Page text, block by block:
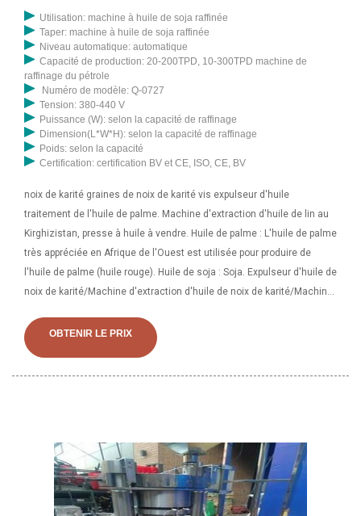
Utilisation: machine à huile de soja raffinée
Taper: machine à huile de soja raffinée
Niveau automatique: automatique
Capacité de production: 20-200TPD, 10-300TPD machine de
raffinage du pétrole
Numéro de modèle: Q-0727
Tension: 380-440 V
Puissance (W): selon la capacité de raffinage
Dimension(L*W*H): selon la capacité de raffinage
Poids: selon la capacité
Certification: certification BV et CE, ISO, CE, BV
noix de karité graines de noix de karité vis expulseur d'huile
traitement de l'huile de palme. Machine d'extraction d'huile de lin au
Kirghizistan, presse à huile à vendre. Huile de palme : L'huile de palme
très appréciée en Afrique de l'Ouest est utilisée pour produire de
l'huile de palme (huile rouge). Huile de soja : Soja. Expulseur d'huile de
noix de karité/Machine d'extraction d'huile de noix de karité/Machine
graines à traiter par jour/24 heures : 8 tonnes) CARACTÉRISTIQUES :
OBTENIR LE PRIX